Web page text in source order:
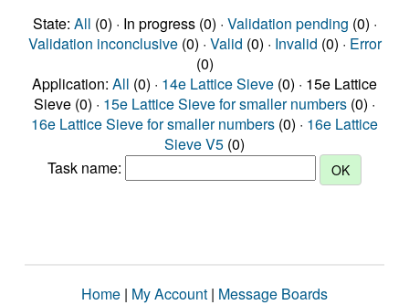
State: All (0) · In progress (0) · Validation pending (0) ·
Validation inconclusive(0) · Valid (0) · Invalid (0) · Error
(0)
Application: All (0) · 14e Lattice Sieve (0) · 15e Lattice
Sieve (0) · 15e Lattice Sieve for smaller numbers (0) ·
16e Lattice Sieve for smaller numbers (0) · 16e Lattice
Sieve V5 (0)
Task name:
Home | My Account | Message Boards